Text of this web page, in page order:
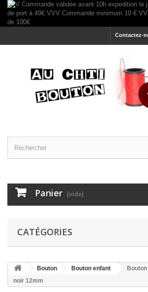
Contactez-
Panier (vide)
CATÉGORIES
Bouton Bouton enfant
noir 12mm